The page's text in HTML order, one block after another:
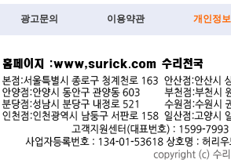
광고문의 이용약관 개인정